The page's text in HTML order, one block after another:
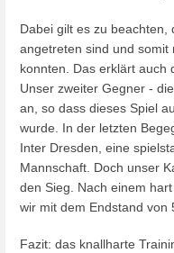
Dabei gilt es zu beachten,
angetreten sind und somit
konnten. Das erklärt auch
Unser zweiter Gegner -
an, so dass dieses Spiel
wurde. In der letzten
Inter Dresden, eine
Mannschaft. Doch unser
den Sieg. Nach einem
wir mit dem Endstand von
Fazit: das knallharte